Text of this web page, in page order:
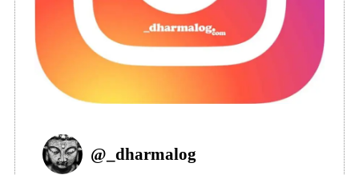
@ _dharmalog